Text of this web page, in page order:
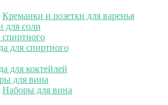
Креманки и розетки для варенья
для соли
для спиртного
для коктейлей
для вина
Наборы для вина